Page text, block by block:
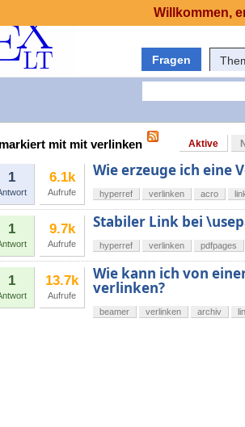
Fragen
mit mit verlinken Aktive
1 6.1k
Aufrufe
Wie erzeuge ich eine
hyperref verlinken acro
1 9.7k
Aufrufe
Stabiler Link bei
hyperref verlinken pdfpages
1 13.7k
Aufrufe
Wie kann ich von
verlinken?
beamer verlinken archiv
Willkommen,